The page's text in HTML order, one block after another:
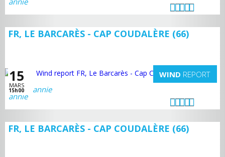
FR, LE BARCARÈS - CAP COUDALÈRE (66)
15
MARS
15h00
WIND REPORT
annie
FR, LE BARCARÈS - CAP COUDALÈRE (66)